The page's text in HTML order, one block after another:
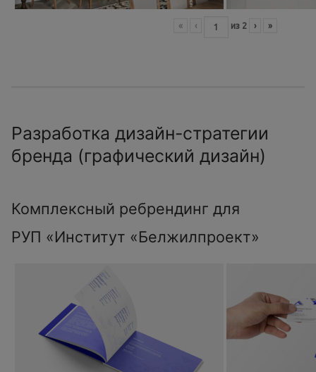
« ‹ из 2 › »
Разработка дизайн-стратегии
бренда (графический дизайн)
Комплексный ребрендинг для
РУП «Институт «Белжилпроект»